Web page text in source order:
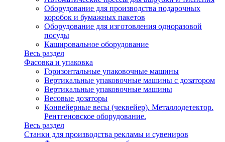
Оборудование для производства подарочных
коробок и бумажных пакетов
Оборудование для изготовления одноразовой
посуды
Кашировальное оборудование
Весь раздел
Фасовка и упаковка
Горизонтальные упаковочные машины
Вертикальные упаковочные машины с дозатором
Вертикальные упаковочные машины
Весовые дозаторы
Конвейерные весы (чеквейер). Металлодетектор.
Рентгеновское оборудование.
Весь раздел
Станки для производства рекламы и сувениров